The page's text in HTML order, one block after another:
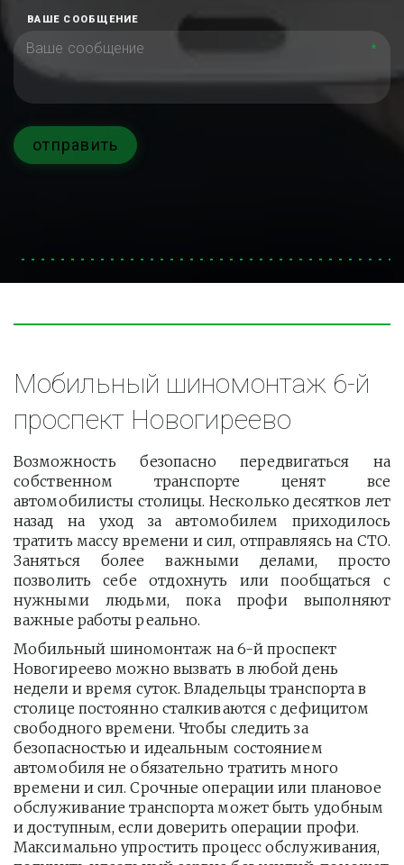
ВАШЕ СООБЩЕНИЕ
*
отправить
Мобильный шиномонтаж 6-й
проспект Новогиреево
Возможность безопасно передвигаться на
собственном транспорте ценят все
автомобилисты столицы. Несколько десятков лет
назад на уход за автомобилем приходилось
тратить массу времени и сил, отправляясь на СТО.
Заняться более важными делами, просто
позволить себе отдохнуть или пообщаться с
нужными людьми, пока профи выполняют
важные работы реально.
Мобильный шиномонтаж на 6-й проспект
Новогиреево можно вызвать в любой день
недели и время суток. Владельцы транспорта в
столице постоянно сталкиваются с дефицитом
свободного времени. Чтобы следить за
безопасностью и идеальным состоянием
автомобиля не обязательно тратить много
времени и сил. Срочные операции или плановое
обслуживание транспорта может быть удобным
и доступным, если доверить операции профи.
Максимально упростить процесс обслуживания,